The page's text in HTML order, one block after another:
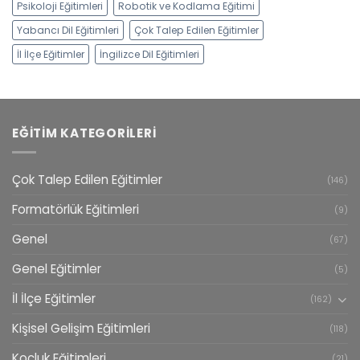
Psikoloji Eğitimleri
Robotik ve Kodlama Eğitimi
Yabancı Dil Eğitimleri
Çok Talep Edilen Eğitimler
İl İlçe Eğitimler
İngilizce Dil Eğitimleri
EĞITIM KATEGORILERI
Çok Talep Edilen Eğitimler (146)
Formatörlük Eğitimleri (9)
Genel (67)
Genel Eğitimler (5)
İl İlçe Eğitimler (162)
Kişisel Gelişim Eğitimleri (118)